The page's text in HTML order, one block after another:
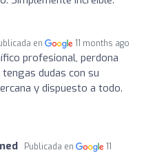
en 11 months ago
profesional, perdona
dudas con su
y dispuesto a todo.
Publicada en
11